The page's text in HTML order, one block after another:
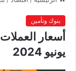
بنوك وتأمين
يونيو 2024